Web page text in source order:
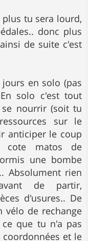
tu sera lourd,
donc plus
de suite c'est
en solo (pas
solo c'est tout
nourrir (soit tu
sur le
anticiper le coup
cote matos de
une bombe
Absolument rien
de partir,
d'usures.. De
vélo de rechange
que tu n'a pas
et le